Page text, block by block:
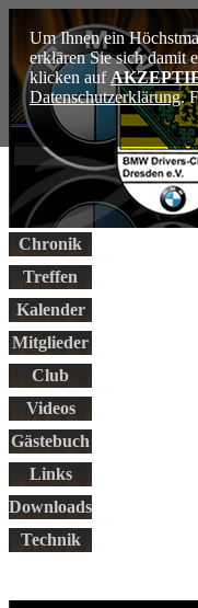
Um Ihnen ein
erklären Sie sich damit
klicken auf
Datenschutzerklärung.
Chronik
Treffen
Kalender
Mitglieder
Club
Videos
Gästebuch
Links
Downloads
Technik